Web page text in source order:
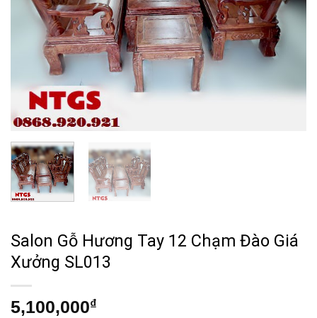
Salon Gỗ Hương Tay 12 Chạm Đào Giá
Xưởng SL013
5,100,000₫